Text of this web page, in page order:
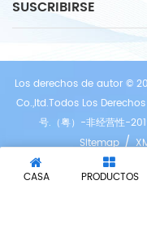
SUSCRIBIRSE
Los derechos de autor ©
Co.,ltd.Todos Los
号.（粤）-非经营性-
Sitemap/
Red
CASA PRODUCTOS